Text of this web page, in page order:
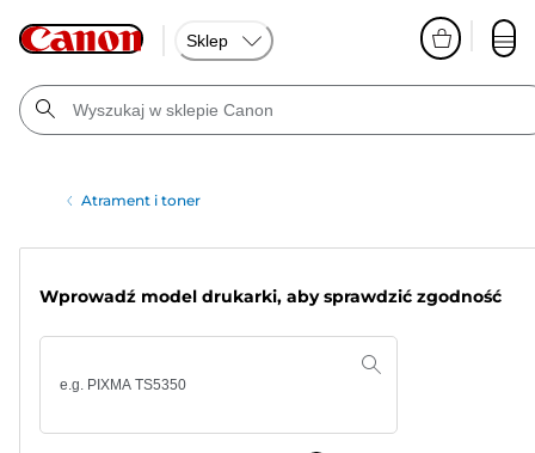
Sklep
Atrament i toner
Wprowadź model drukarki, aby sprawdzić zgodność